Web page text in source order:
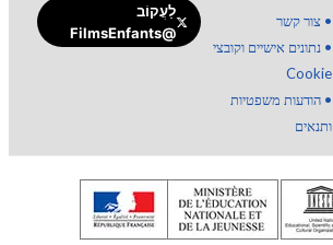
• צור קשר
• נתונים אישיים וקובצי
Cookie
• הודעות משפטיות
ותנאים
לַעֲקוֹב
@FilmsEnfants